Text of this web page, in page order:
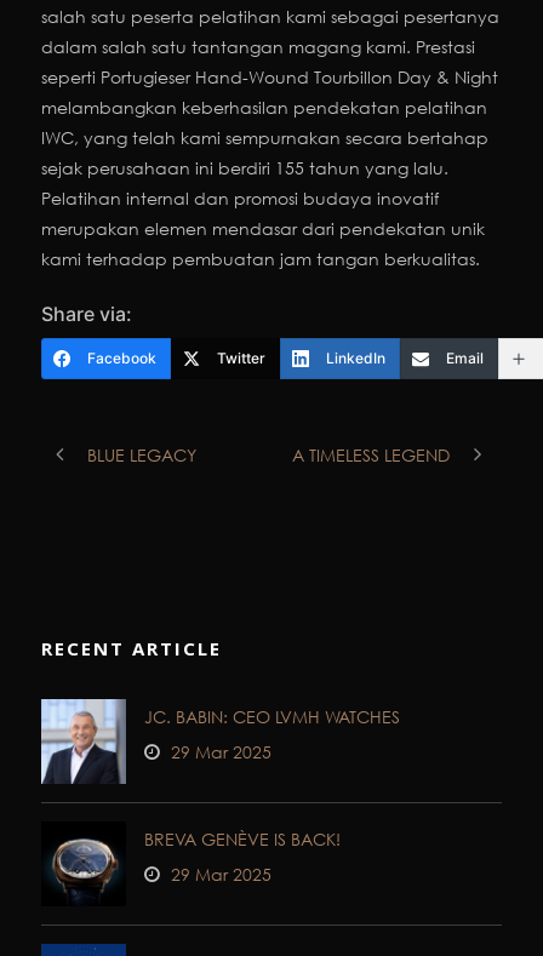
salah satu peserta pelatihan kami sebagai pesertanya
dalam salah satu tantangan magang kami. Prestasi
seperti Portugieser Hand-Wound Tourbillon Day & Night
melambangkan keberhasilan pendekatan pelatihan
IWC, yang telah kami sempurnakan secara bertahap
sejak perusahaan ini berdiri 155 tahun yang lalu.
Pelatihan internal dan promosi budaya inovatif
merupakan elemen mendasar dari pendekatan unik
kami terhadap pembuatan jam tangan berkualitas.
Share via:
Facebook Twitter LinkedIn Email
BLUE LEGACY A TIMELESS LEGEND
RECENT ARTICLE
JC. BABIN: CEO LVMH WATCHES
29 Mar 2025
BREVA GENÈVE IS BACK!
29 Mar 2025